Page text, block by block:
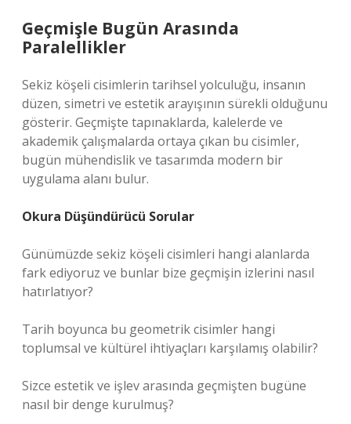
Geçmişle Bugün Arasında
Paralellikler
Sekiz köşeli cisimlerin tarihsel yolculuğu, insanın
düzen, simetri ve estetik arayışının sürekli olduğunu
gösterir. Geçmişte tapınaklarda, kalelerde ve
akademik çalışmalarda ortaya çıkan bu cisimler,
bugün mühendislik ve tasarımda modern bir
uygulama alanı bulur.
Okura Düşündürücü Sorular
Günümüzde sekiz köşeli cisimleri hangi alanlarda
fark ediyoruz ve bunlar bize geçmişin izlerini nasıl
hatırlatıyor?
Tarih boyunca bu geometrik cisimler hangi
toplumsal ve kültürel ihtiyaçları karşılamış olabilir?
Sizce estetik ve işlev arasında geçmişten bugüne
nasıl bir denge kurulmuş?